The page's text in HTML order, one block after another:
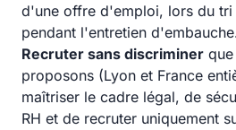
d'une offre d'emploi, lors du tri
pendant l'entretien
Recruter sans discriminer
proposons (Lyon et France
maîtriser le cadre légal, de
RH et de recruter uniquement